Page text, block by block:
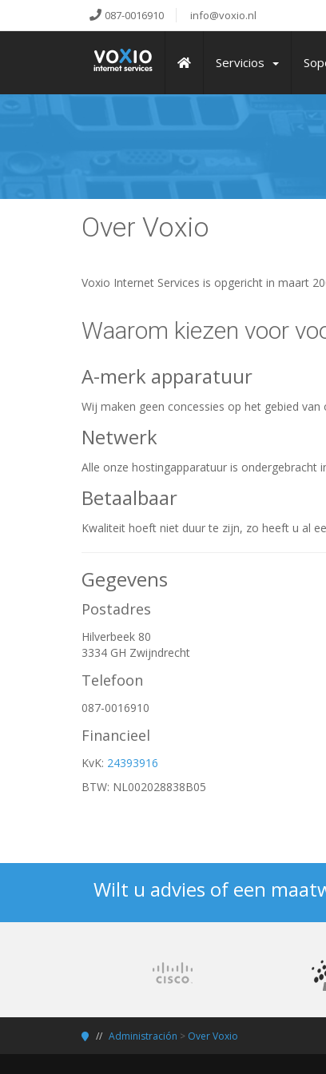
087-0016910 info@voxio.nl
Servicios
Over Voxio
Voxio Internet Services is opgericht in maart
Waarom kiezen voor
A-merk apparatuur
Wij maken geen concessies op het gebied
Netwerk
Alle onze hostingapparatuur is ondergebracht
Betaalbaar
Kwaliteit hoeft niet duur te zijn, zo heeft u al
Gegevens
Postadres
Hilverbeek 80
3334 GH Zwijndrecht
Telefoon
087-0016910
Financieel
KvK: 24393916
BTW: NL002028838B05
Wilt u advies of een
Administración > Over Voxio